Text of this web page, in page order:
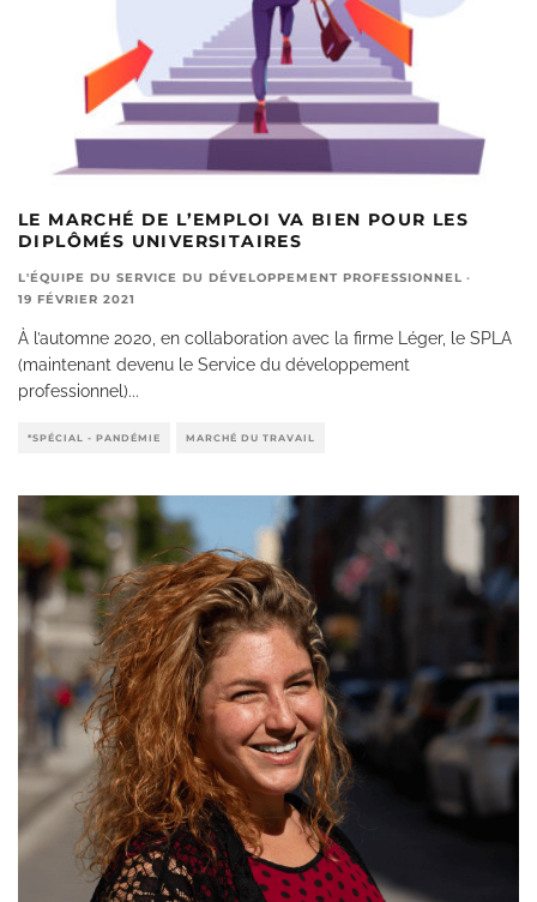
LE MARCHÉ DE L’EMPLOI VA BIEN POUR LES
DIPLÔMÉS UNIVERSITAIRES
L'ÉQUIPE DU SERVICE DU DÉVELOPPEMENT PROFESSIONNEL ·
19 FÉVRIER 2021
À l’automne 2020, en collaboration avec la firme Léger, le SPLA
(maintenant devenu le Service du développement
professionnel)...
*SPÉCIAL - PANDÉMIE MARCHÉ DU TRAVAIL